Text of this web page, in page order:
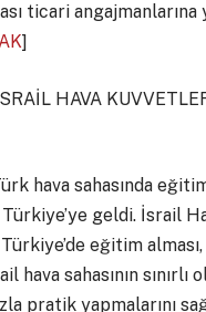
ticari angajmanlarına
]
HAVA
hava sahasında
geldi. İsrail
eğitim
hava sahasının sınırlı
pratik yapmalarını